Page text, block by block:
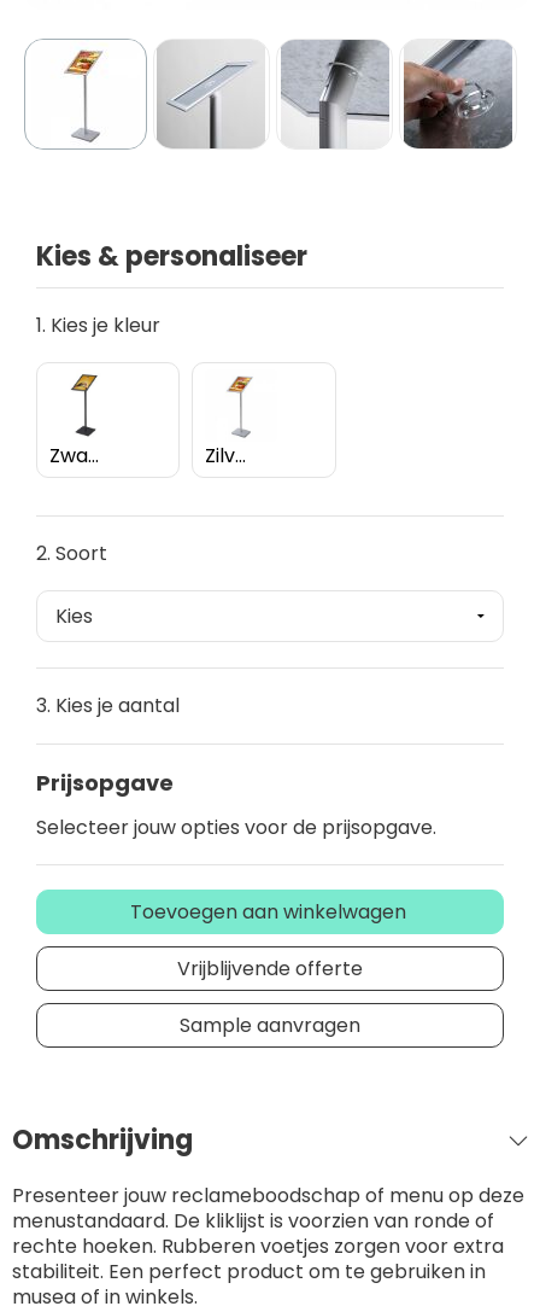
Kies & personaliseer
1. Kies je kleur
Zwart Zilver
2. Soort
3. Kies je aantal
Prijsopgave
Selecteer jouw opties voor de prijsopgave.
Toevoegen aan winkelwagen
Vrijblijvende offerte
Sample aanvragen
Omschrijving
Presenteer jouw reclameboodschap of menu op deze
menustandaard. De kliklijst is voorzien van ronde of
rechte hoeken. Rubberen voetjes zorgen voor extra
stabiliteit. Een perfect product om te gebruiken in
musea of in winkels.